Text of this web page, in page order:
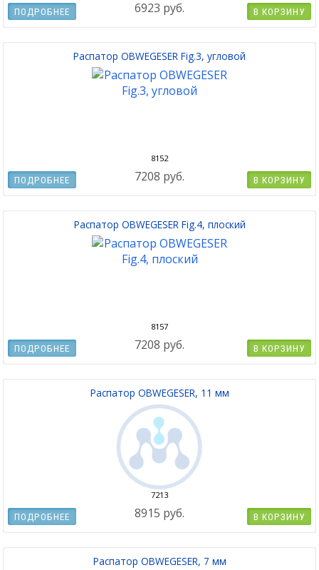
6923 руб. В КОРЗИНУ
ПОДРОБНЕЕ
Распатор OBWEGESER Fig.3, угловой
8152
7208 руб. В КОРЗИНУ
ПОДРОБНЕЕ
Распатор OBWEGESER Fig.4, плоский
8157
7208 руб. В КОРЗИНУ
ПОДРОБНЕЕ
Распатор OBWEGESER, 11 мм
7213
8915 руб. В КОРЗИНУ
ПОДРОБНЕЕ
Распатор OBWEGESER, 7 мм